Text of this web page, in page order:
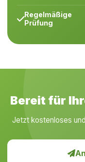
Regelmäßige
Prüfung
Bereit für
Jetzt kostenloses